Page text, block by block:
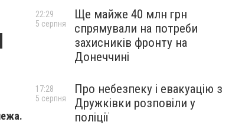
Ще майже 40 млн грн
спрямували на потреби
захисників фронту на
Донеччині
22:29
5 серпня
Про небезпеку і евакуацію з
Дружківки розповіли у
поліції
17:28
5 серпня